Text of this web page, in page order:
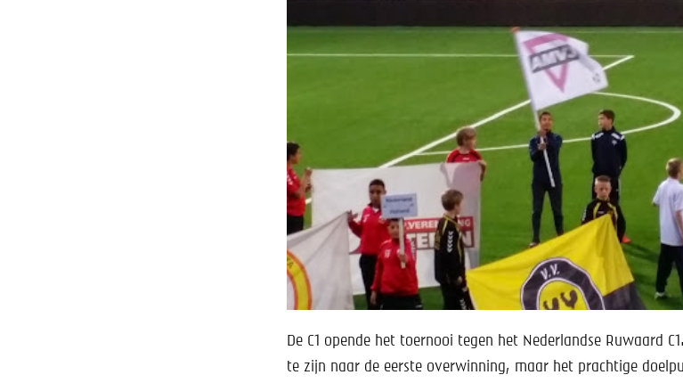
De C1 opende het toernooi tegen het Nederlandse Ruwaard
te zijn naar de eerste overwinning, maar het prachtige